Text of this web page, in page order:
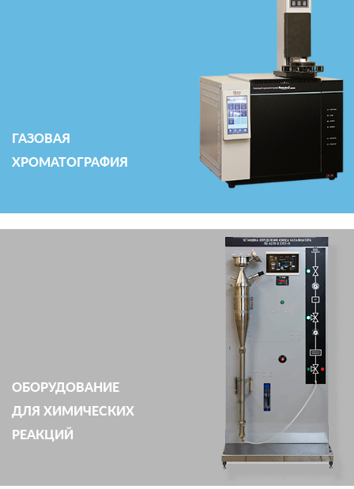
ГАЗОВАЯ
ХРОМАТОГРАФИЯ
ОБОРУДОВАНИЕ
ДЛЯ ХИМИЧЕСКИХ
РЕАКЦИЙ